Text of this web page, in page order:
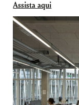
Assista aqui